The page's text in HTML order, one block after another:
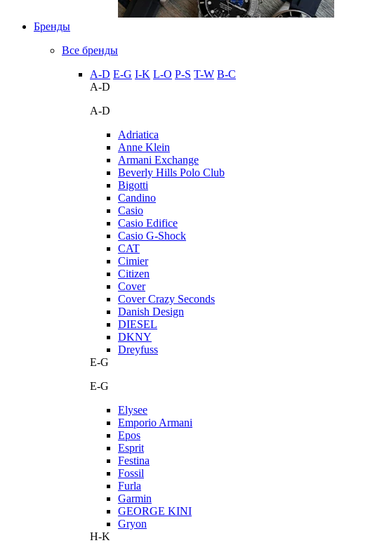
Бренды
Все бренды
A-D E-G I-K L-O P-S T-W В-С
A-D
A-D
Adriatica
Anne Klein
Armani Exchange
Beverly Hills Polo Club
Bigotti
Candino
Casio
Casio Edifice
Casio G-Shock
CAT
Cimier
Citizen
Cover
Cover Crazy Seconds
Danish Design
DIESEL
DKNY
Dreyfuss
E-G
E-G
Elysee
Emporio Armani
Epos
Esprit
Festina
Fossil
Furla
Garmin
GEORGE KINI
Gryon
H-K